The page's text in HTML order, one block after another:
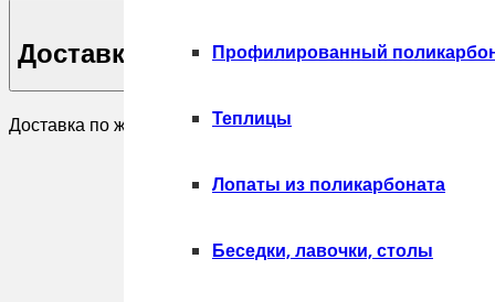
Профилированный
Теплицы
Лопаты из поликарбоната
Беседки, лавочки, столы
Доставка
Доставка по желанию покупателя.